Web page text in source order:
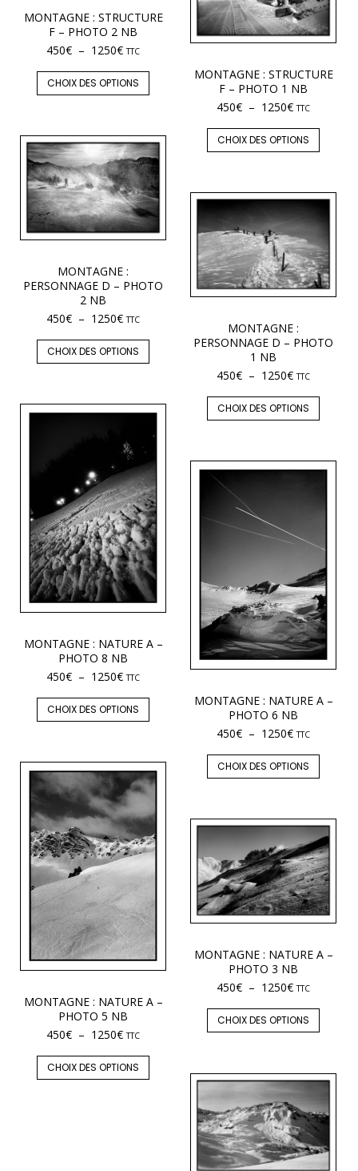
MONTAGNE : STRUCTURE
F – PHOTO 2 NB
450€ – 1250€ TTC
CHOIX DES OPTIONS
MONTAGNE : STRUCTURE
F – PHOTO 1 NB
450€ – 1250€ TTC
CHOIX DES OPTIONS
MONTAGNE :
PERSONNAGE D – PHOTO
2 NB
450€ – 1250€ TTC
CHOIX DES OPTIONS
MONTAGNE :
PERSONNAGE D – PHOTO
1 NB
450€ – 1250€ TTC
CHOIX DES OPTIONS
MONTAGNE : NATURE A –
PHOTO 8 NB
450€ – 1250€ TTC
CHOIX DES OPTIONS
MONTAGNE : NATURE A –
PHOTO 6 NB
450€ – 1250€ TTC
CHOIX DES OPTIONS
MONTAGNE : NATURE A –
PHOTO 5 NB
450€ – 1250€ TTC
CHOIX DES OPTIONS
MONTAGNE : NATURE A –
PHOTO 3 NB
450€ – 1250€ TTC
CHOIX DES OPTIONS